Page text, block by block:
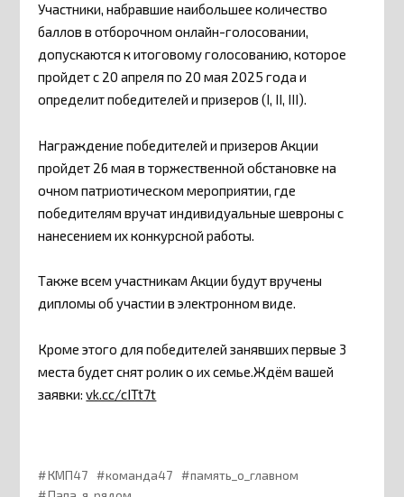
Участники, набравшие наибольшее количество
баллов в отборочном онлайн-голосовании,
допускаются к итоговому голосованию, которое
пройдет с 20 апреля по 20 мая 2025 года и
определит победителей и призеров (I, II, III).
Награждение победителей и призеров Акции
пройдет 26 мая в торжественной обстановке на
очном патриотическом мероприятии, где
победителям вручат индивидуальные шевроны с
нанесением их конкурсной работы.
Также всем участникам Акции будут вручены
дипломы об участии в электронном виде.
Кроме этого для победителей занявших первые 3
места будет снят ролик о их семье.Ждём вашей
заявки:vk.cc/cITt7t
КМП47 команда47
память_о_главном